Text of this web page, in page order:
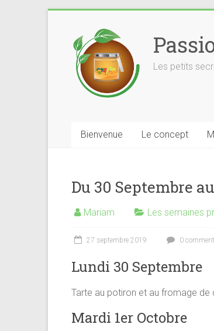
content
Les petits
Bienvenue Le concept
Du 30 Septembre
Mariam Les semaines
27 septembre 2019 0
Lundi 30 Septembre
Tarte au potiron et au fromage de
Mardi 1er Octobre